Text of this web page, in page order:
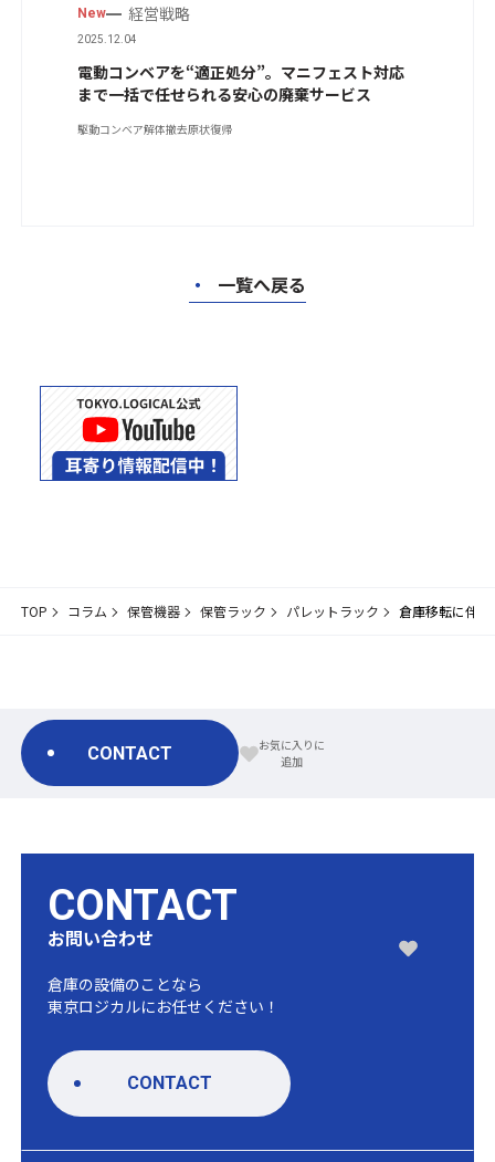
New 経営戦略
2025.12.04
電動コンベアを“適正処分”。マニフェスト対応
まで一括で任せられる安心の廃棄サービス
駆動コンベア解体撤去原状復帰
・ 一覧へ戻る
TOP コラム 保管機器 保管ラック パレットラック 倉庫移転に伴
CONTACT
CONTACT
お問い合わせ
倉庫の設備のことなら
東京ロジカルにお任せください！
CONTACT